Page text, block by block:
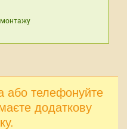
монтажу
або телефонуйте
додаткову